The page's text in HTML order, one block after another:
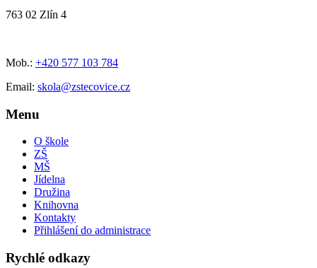
763 02 Zlín 4
Mob.: +420 577 103 784
Email: skola@zstecovice.cz
Menu
O škole
ZŠ
MŠ
Jídelna
Družina
Knihovna
Kontakty
Přihlášení do administrace
Rychlé odkazy